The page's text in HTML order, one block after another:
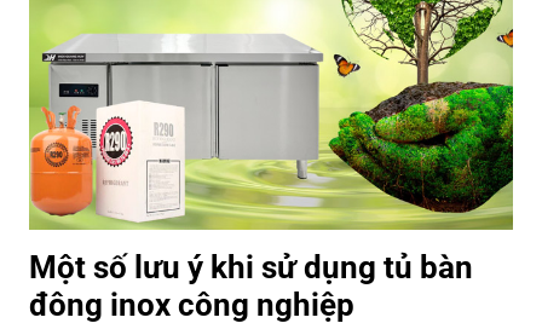
Một số lưu ý khi sử dụng tủ bàn
đông inox công nghiệp